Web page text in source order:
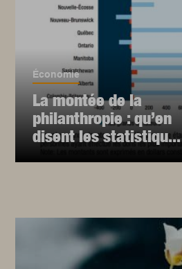
Économie
La montée de la
philanthropie : qu’en
disent les statistiqu...